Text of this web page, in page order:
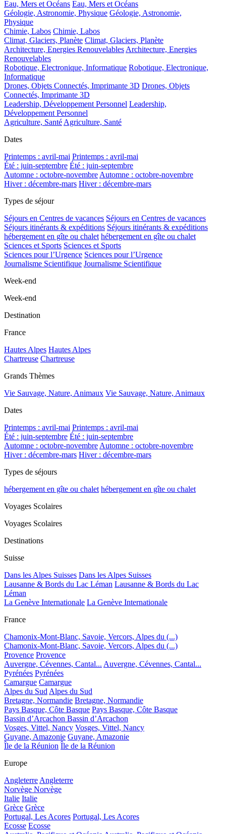
Eau, Mers et Océans Eau, Mers et Océans
Géologie, Astronomie, Physique Géologie, Astronomie,
Physique
Chimie, Labos Chimie, Labos
Climat, Glaciers, Planète Climat, Glaciers, Planète
Architecture, Energies Renouvelables Architecture, Energies
Renouvelables
Robotique, Electronique, Informatique Robotique, Electronique,
Informatique
Drones, Objets Connectés, Imprimante 3D Drones, Objets
Connectés, Imprimante 3D
Leadership, Développement Personnel Leadership,
Développement Personnel
Agriculture, Santé Agriculture, Santé
Dates
Printemps : avril-mai Printemps : avril-mai
Été : juin-septembre Été : juin-septembre
Automne : octobre-novembre Automne : octobre-novembre
Hiver : décembre-mars Hiver : décembre-mars
Types de séjour
Séjours en Centres de vacances Séjours en Centres de vacances
Séjours itinérants & expéditions Séjours itinérants & expéditions
hébergement en gîte ou chalet hébergement en gîte ou chalet
Sciences et Sports Sciences et Sports
Sciences pour l’Urgence Sciences pour l’Urgence
Journalisme Scientifique Journalisme Scientifique
Week-end
Week-end
Destination
France
Hautes Alpes Hautes Alpes
Chartreuse Chartreuse
Grands Thèmes
Vie Sauvage, Nature, Animaux Vie Sauvage, Nature, Animaux
Dates
Printemps : avril-mai Printemps : avril-mai
Été : juin-septembre Été : juin-septembre
Automne : octobre-novembre Automne : octobre-novembre
Hiver : décembre-mars Hiver : décembre-mars
Types de séjours
hébergement en gîte ou chalet hébergement en gîte ou chalet
Voyages Scolaires
Voyages Scolaires
Destinations
Suisse
Dans les Alpes Suisses Dans les Alpes Suisses
Lausanne & Bords du Lac Léman Lausanne & Bords du Lac
Léman
La Genève Internationale La Genève Internationale
France
Chamonix-Mont-Blanc, Savoie, Vercors, Alpes du (...)
Chamonix-Mont-Blanc, Savoie, Vercors, Alpes du (...)
Provence Provence
Auvergne, Cévennes, Cantal... Auvergne, Cévennes, Cantal...
Pyrénées Pyrénées
Camargue Camargue
Alpes du Sud Alpes du Sud
Bretagne, Normandie Bretagne, Normandie
Pays Basque, Côte Basque Pays Basque, Côte Basque
Bassin d’Arcachon Bassin d’Arcachon
Vosges, Vittel, Nancy Vosges, Vittel, Nancy
Guyane, Amazonie Guyane, Amazonie
Île de la Réunion Île de la Réunion
Europe
Angleterre Angleterre
Norvège Norvège
Italie Italie
Grèce Grèce
Portugal, Les Acores Portugal, Les Acores
Ecosse Ecosse